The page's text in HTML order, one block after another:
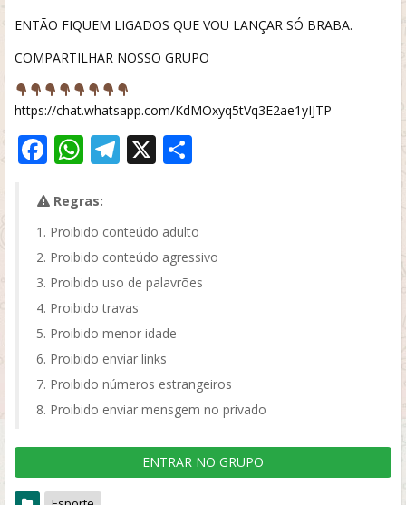
ENTÃO FIQUEM LIGADOS QUE VOU LANÇAR SÓ BRABA.
COMPARTILHAR NOSSO GRUPO
https://chat.whatsapp.com/KdMOxyq5tVq3E2ae1yIJTP
Facebook
WhatsApp
Telegram
X
Regras:
Proibido conteúdo adulto
Proibido conteúdo agressivo
Proibido uso de palavrões
Proibido travas
Proibido menor idade
Proibido enviar links
Proibido números estrangeiros
Proibido enviar mensgem no privado
ENTRAR NO GRUPO